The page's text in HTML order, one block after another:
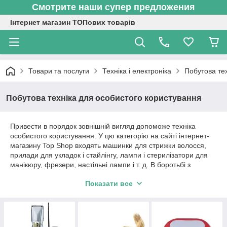
Смотрите наши супер предложения
Інтернет магазин ТОПових товарів
Товари та послуги Техніка і електроніка Побутова
Побутова техніка для особистого користування
Привести в порядок зовнішній вигляд допоможе техніка
особистого користування. У цю категорію на сайті інтернет-
магазину Top Shop входять машинки для стрижки волосся,
прилади для укладок і стайлінгу, лампи і стерилізатори для
манікюру, фрезери, настільні лампи і т. д. В боротьбі з
Асортимент інтернет-магазину Top Shop дозволить вибрати
Створити зачіску допоможуть плойки, утюжки, стайлери
«Gemei», «Babyliss» і «ProMozer» з безліччю насадок.
Правильно обраний прилад може задовольнити бажання
Показати все